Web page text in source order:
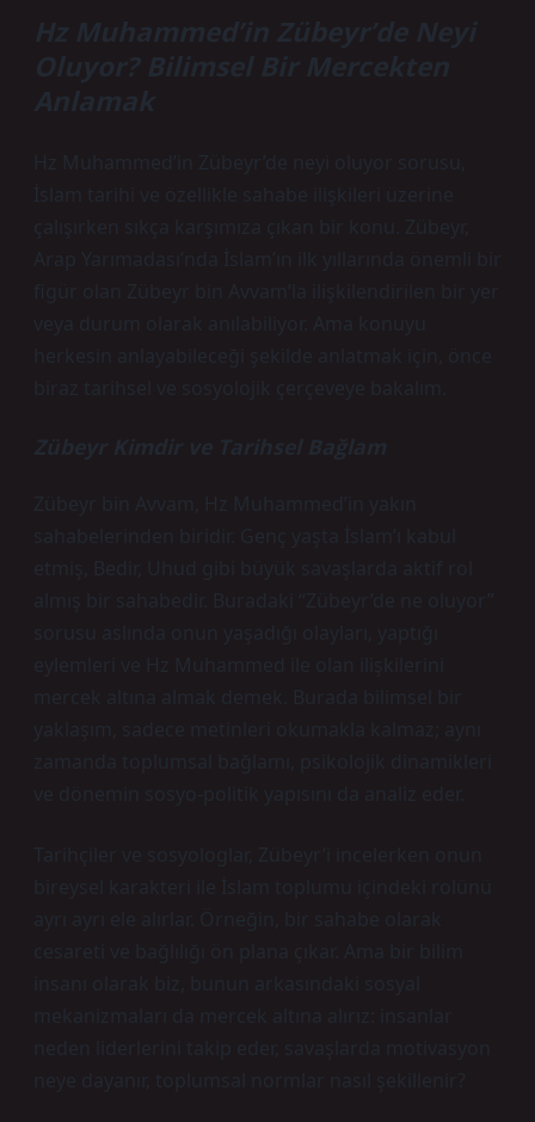
Hz Muhammed’in Zübeyr’de Neyi
Oluyor? Bilimsel Bir Mercekten
Anlamak
Hz Muhammed’in Zübeyr’de neyi oluyor sorusu,
İslam tarihi ve özellikle sahabe ilişkileri üzerine
çalışırken sıkça karşımıza çıkan bir konu. Zübeyr,
Arap Yarımadası’nda İslam’ın ilk yıllarında önemli bir
figür olan Zübeyr bin Avvam’la ilişkilendirilen bir yer
veya durum olarak anılabiliyor. Ama konuyu
herkesin anlayabileceği şekilde anlatmak için, önce
biraz tarihsel ve sosyolojik çerçeveye bakalım.
Zübeyr Kimdir ve Tarihsel Bağlam
Zübeyr bin Avvam, Hz Muhammed’in yakın
sahabelerinden biridir. Genç yaşta İslam’ı kabul
etmiş, Bedir, Uhud gibi büyük savaşlarda aktif rol
almış bir sahabedir. Buradaki “Zübeyr’de ne oluyor”
sorusu aslında onun yaşadığı olayları, yaptığı
eylemleri ve Hz Muhammed ile olan ilişkilerini
mercek altına almak demek. Burada bilimsel bir
yaklaşım, sadece metinleri okumakla kalmaz; aynı
zamanda toplumsal bağlamı, psikolojik dinamikleri
ve dönemin sosyo-politik yapısını da analiz eder.
Tarihçiler ve sosyologlar, Zübeyr’i incelerken onun
bireysel karakteri ile İslam toplumu içindeki rolünü
ayrı ayrı ele alırlar. Örneğin, bir sahabe olarak
cesareti ve bağlılığı ön plana çıkar. Ama bir bilim
insanı olarak biz, bunun arkasındaki sosyal
mekanizmaları da mercek altına alırız: insanlar
neden liderlerini takip eder, savaşlarda motivasyon
neye dayanır, toplumsal normlar nasıl şekillenir?